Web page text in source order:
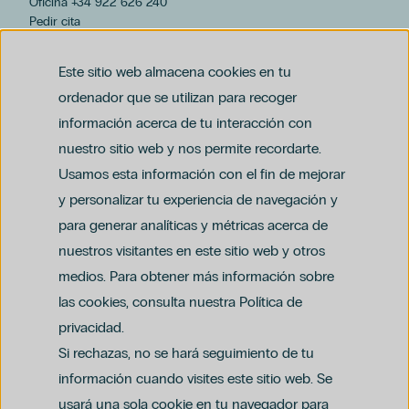
Este sitio web almacena cookies en tu
ordenador que se utilizan para recoger
información acerca de tu interacción con
nuestro sitio web y nos permite recordarte.
Usamos esta información con el fin de mejorar
y personalizar tu experiencia de navegación y
para generar analíticas y métricas acerca de
nuestros visitantes en este sitio web y otros
medios. Para obtener más información sobre
las cookies, consulta nuestra Política de
privacidad.
Si rechazas, no se hará seguimiento de tu
información cuando visites este sitio web. Se
usará una sola cookie en tu navegador para
Pedir cita
Política de privacidad y protección de datos
Política del canal ético (PDF)
Política de compliance penal (PDF)